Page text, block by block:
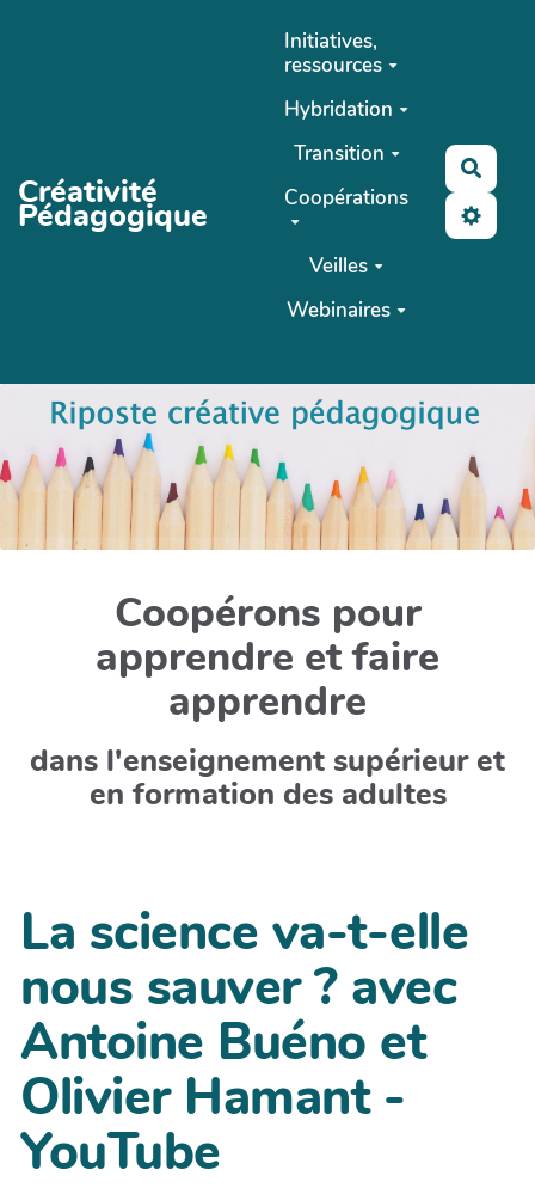
Créativité
Pédagogique
Initiatives,
ressources
Hybridation
Transition
Coopérations
Veilles
Webinaires
Coopérons pour
apprendre et faire
apprendre
dans l'enseignement supérieur et
en formation des adultes
La science va-t-elle
nous sauver ? avec
Antoine Buéno et
Olivier Hamant -
YouTube